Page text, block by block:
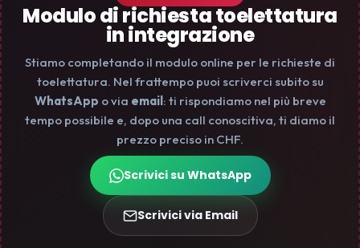
Modulo di richiesta toelettatura
in integrazione
Stiamo completando il modulo online per le richieste di
toelettatura. Nel frattempo puoi scriverci subito su
WhatsApp o via email : ti rispondiamo nel più breve
tempo possibile e, dopo una call conoscitiva, ti diamo il
prezzo preciso in CHF.
Scrivici su WhatsApp
Scrivici via Email